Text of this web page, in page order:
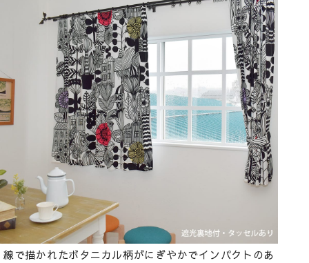
線で描かれたボタニカル柄がにぎやかでインパクトのあ